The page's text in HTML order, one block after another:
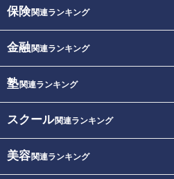
保険関連ランキング
金融関連ランキング
塾関連ランキング
スクール関連ランキング
美容関連ランキング